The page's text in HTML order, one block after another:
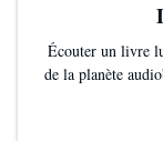
Écouter un livre
de la planète